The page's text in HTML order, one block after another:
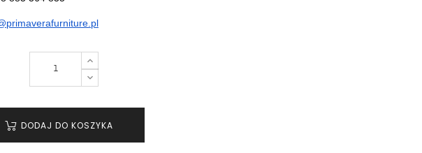
DODAJ DO KOSZYKA